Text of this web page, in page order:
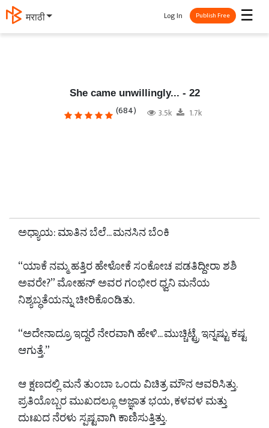
தமிழ் ☰
Log In Publish Free
She came unwillingly... - 22
(684) 3.5k 1.7k
ಅಧ್ಯಾಯ: ಮಾತಿನ ಬೆಲೆ... ಮನಸಿನ ಬೆಂಕಿ
“ಯಾಕೆ ನಮ್ಮ ಹತ್ತಿರ ಹೇಳೋಕೆ ಸಂಕೋಚ ಪಡತಿದ್ದೀರಾ ಶಶಿ
ಅವರೇ?” ಮೋಹನ್ ಅವರ ಗಂಭೀರ ಧ್ವನಿ ಮನೆಯ
ನಿಶ್ಯಬ್ಧತೆಯನ್ನು ಚೀರಿಕೊಂಡಿತು.
“ಅದೇನಾದ್ರೂ ಇದ್ದರೆ ನೇರವಾಗಿ ಹೇಳಿ... ಮುಚ್ಚಿಟ್ಟ್ರೆ ಇನ್ನಷ್ಟು ಕಷ್ಟ
ಆಗುತ್ತೆ.”
ಆ ಕ್ಷಣದಲ್ಲಿ ಮನೆ ತುಂಬಾ ಒಂದು ವಿಚಿತ್ರ ಮೌನ ಆವರಿಸಿತ್ತು.
ಪ್ರತಿಯೊಬ್ಬರ ಮುಖದಲ್ಲೂ ಅಜ್ಞಾತ ಭಯ, ಕಳವಳ ಮತ್ತು
ದುಃಖದ ನೆರಳು ಸ್ಪಷ್ಟವಾಗಿ ಕಾಣಿಸುತ್ತಿತ್ತು.